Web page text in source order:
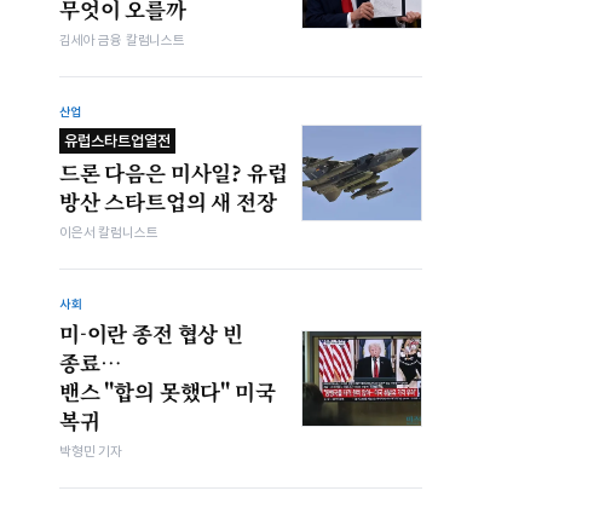
무엇이 오를까
김세아 금융 칼럼니스트
산업
유럽스타트업열전
드론 다음은 미사일? 유럽
방산 스타트업의 새 전장
이은서 칼럼니스트
사회
미-이란 종전 협상 빈
종료…
밴스 "합의 못했다" 미국
복귀
박형민 기자